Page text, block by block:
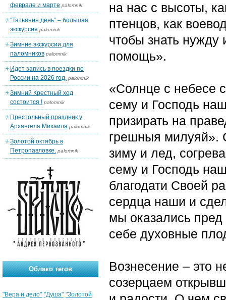
на нас с высоты,
птенцов, как
чтобы знать нужду
помощь».
«Солнце с небесе
сему и Господь
призирать на
грешныя милуяй».
зиму и лед,
сему и Господь
благодати Своей
сердца наши и
мы оказались
себе духовные
Вознесение – это
созерцаем
феврале и марте palomnik
“Татьянин день” – большая
экскурсия palomnik
Зимние экскурсии для
паломников palomnik
Идет запись в поездки по
России на 2026 год. palomnik
Зимний Крестный ход
состоится ! palomnik
Престольный праздник у
Архангела Михаила palomnik
Золотой октябрь в
Петропавловке. palomnik
Облако тегов
"Вера и дело" "Душа" "Золотой